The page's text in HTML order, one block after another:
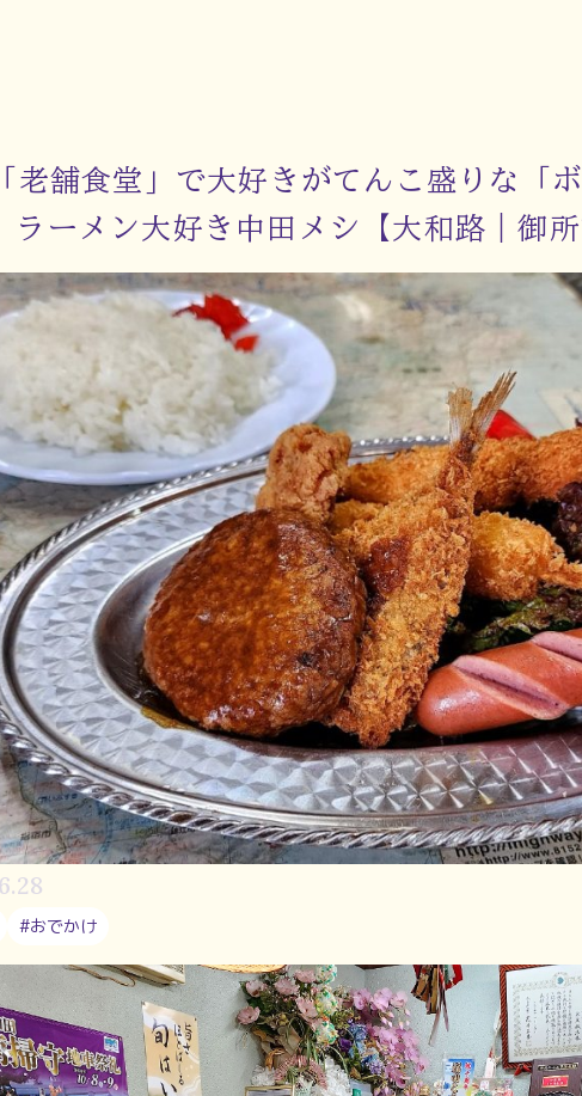
老舗食堂」で大好きがてんこ盛りな「
ーメン大好き中田メシ【大和路｜御所
#おでかけ